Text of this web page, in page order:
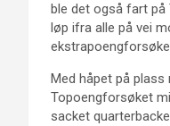
ble det også fart på
løp ifra alle på vei
Med håpet på plass
Topoengforsøket
sacket